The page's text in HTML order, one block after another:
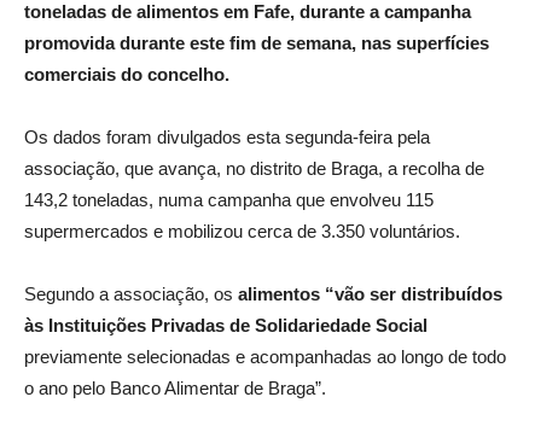
toneladas de alimentos em Fafe, durante a campanha
promovida durante este fim de semana, nas superfícies
comerciais do concelho.
Os dados foram divulgados esta segunda-feira pela
associação, que avança, no distrito de Braga, a recolha de
143,2 toneladas, numa campanha que envolveu 115
supermercados e mobilizou cerca de 3.350 voluntários.
Segundo a associação, os alimentos “vão ser distribuídos
às Instituições Privadas de Solidariedade Social
previamente selecionadas e acompanhadas ao longo de todo
o ano pelo Banco Alimentar de Braga”.